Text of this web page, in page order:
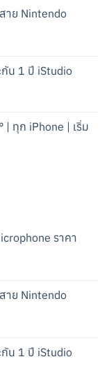
าย Nintendo
กัน 1 ปี iStudio
ทุก iPhone | เริ่ม
ราคา
าย Nintendo
กัน 1 ปี iStudio